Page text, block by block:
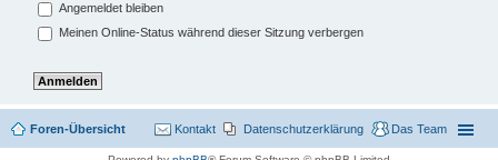
Angemeldet bleiben
Meinen Online-Status während dieser Sitzung verbergen
Foren-Übersicht Das Team
Datenschutzerklärung
Kontakt